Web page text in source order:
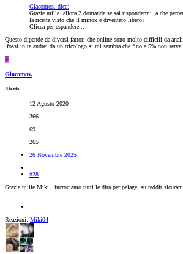
Giacomos. dice:
Grazie mille..allora 2 domande se sai rispondermi..a che
la ricetta visto che il minox e diventato libero?
Clicca per espandere...
Questo dipende da diversi fattori che online sono molto difficili da
,fossi in te andrei da un tricologo si mi sembra che fino a 5% non serve
G
Giacomos.
Utente
12 Agosto 2020
366
69
265
26 Novembre 2025
#28
Grazie mille Miki.. incrociamo tutti le dita per pelage, su reddit
Reazioni: Miki04